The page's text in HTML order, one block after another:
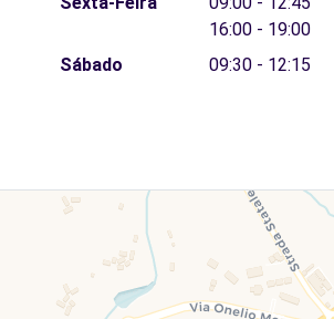
16:00 - 19:00
Sábado
09:30 - 12:15